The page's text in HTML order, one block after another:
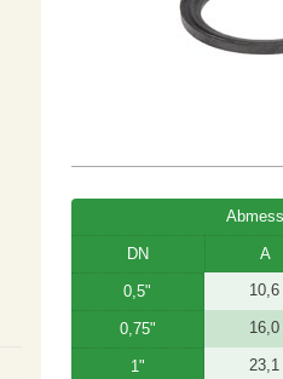
DN A
0,5" 10,6
0,75" 16,0
1" 23,1